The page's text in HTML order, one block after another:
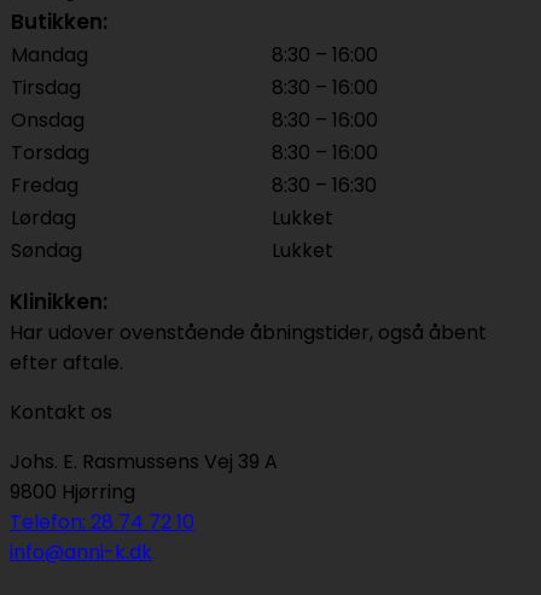
Butikken:
Mandag
8:30 – 16:00
Tirsdag
8:30 – 16:00
Onsdag
8:30 – 16:00
Torsdag
8:30 – 16:00
Fredag
8:30 – 16:30
Lørdag
Lukket
Søndag
Lukket
Klinikken:
Har udover ovenstående åbningstider, også åbent
efter aftale.
Kontakt os
Johs. E. Rasmussens Vej 39 A
9800 Hjørring
Telefon: 28 74 72 10
info@anni-k.dk